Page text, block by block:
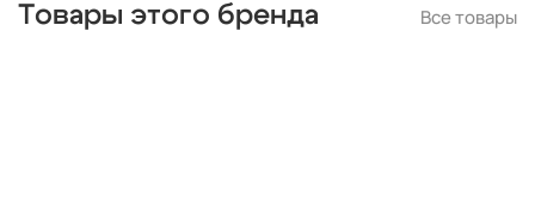
Товары этого бренда Все товары